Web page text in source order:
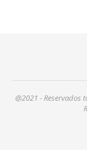
@2021 - Reservados